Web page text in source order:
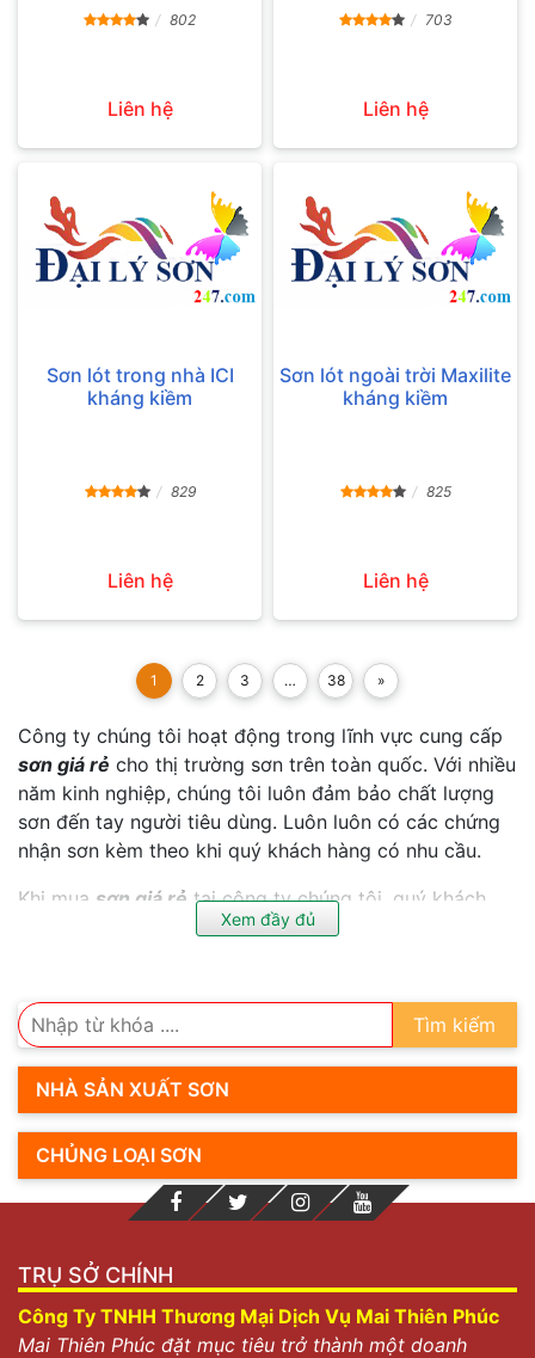
802
Liên hệ
703
Liên hệ
Sơn lót trong nhà ICI
kháng kiềm
829
Liên hệ
Sơn lót ngoài trời Maxilite
kháng kiềm
825
Liên hệ
1 2 3 … 38 »
Công ty chúng tôi hoạt động trong lĩnh vực cung cấp
sơn giá rẻ cho thị trường sơn trên toàn quốc. Với nhiều
năm kinh nghiệp, chúng tôi luôn đảm bảo chất lượng
sơn đến tay người tiêu dùng. Luôn luôn có các chứng
nhận sơn kèm theo khi quý khách hàng có nhu cầu.
Khi mua sơn giá rẻ tại công ty chúng tôi, quý khách
hàng yên tâm không lo sợ sơn giả, sơn kém chất lượng
dụng khối lượng sơn lớn.
Xem đầy đủ
Tìm kiếm
NHÀ SẢN XUẤT SƠN
CHỦNG LOẠI SƠN
TRỤ SỞ CHÍNH
Công Ty TNHH Thương Mại Dịch Vụ Mai Thiên Phúc
Mai Thiên Phúc đặt mục tiêu trở thành một doanh